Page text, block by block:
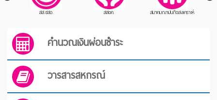
สส.ชสอ. สสอค. สมาคมฌาปนกิจสงเคราะห์
คำนวณเงินผ่อนชำระ
วารสารสหกรณ์